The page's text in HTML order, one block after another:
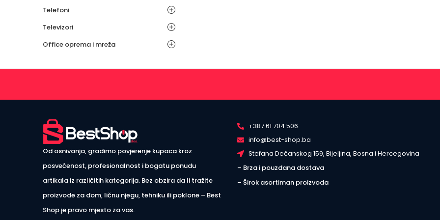
Telefoni
Televizori
Office oprema i mreža
Od osnivanja, gradimo povjerenje kupaca kroz
posvećenost, profesionalnost i bogatu ponudu
artikala iz različitih kategorija. Bez obzira da li tražite
proizvode za dom, ličnu njegu, tehniku ili poklone – Best
Shop je pravo mjesto za vas.
+387 61 704 506
info@best-shop.ba
Stefana Dečanskog 159, Bijeljina, Bosna i Hercegovina
– Brza i pouzdana dostava
– Širok asortiman proizvoda